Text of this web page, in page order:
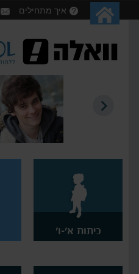
איך מתחילים
כיתות א'-ו'